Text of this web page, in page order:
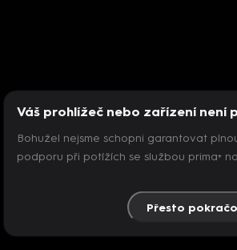
Váš prohlížeč nebo zařízení není
Bohužel nejsme schopni garantovat
podporu při potížích se službou prima+
Přesto